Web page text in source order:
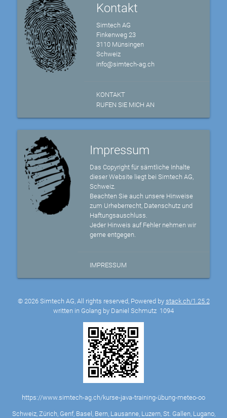
Kontakt
Simtech AG
Finkenweg 23
3110 Münsingen
Schweiz
info@simtech-ag.ch
KONTAKT
RUFEN SIE MICH AN
Impressum
Das Copyright für sämtliche Inhalte
dieser Website liegt bei Simtech AG,
Schweiz.
Beachten Sie auch unsere Hinweise
zum Urheberrecht, Datenschutz und
Haftungsauschluss.
Jeder Hinweis auf Fehler nehmen wir
gerne entgegen.
IMPRESSUM
© 2026 Simtech AG, All rights reserved, Powered by stack.ch/1.25.2
written in Golang by Daniel Schmutz 1094
https://www.simtech-ag.ch/kurse-java-training-übung-meteo-oo
Schweiz, Zürich, Genf, Basel, Bern, Lausanne, Luzern, St. Gallen, Lugano,